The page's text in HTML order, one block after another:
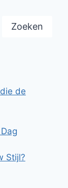
Zoeken
de
Stijl?